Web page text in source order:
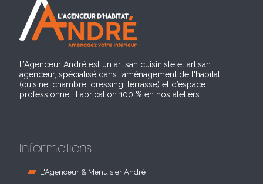
L’Agenceur André est un artisan cuisiniste et artisan
agenceur, spécialisé dans l’aménagement de l'habitat
(cuisine, chambre, dressing, terrasse) et d’espace
professionnel. Fabrication 100 % en nos ateliers.
Informations
L'Agenceur & Menuisier André